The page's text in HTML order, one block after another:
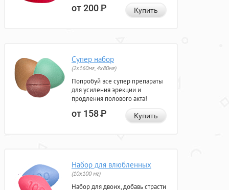
от 200Р Купить
Супер набор
(2х160мг, 4х80мг)
Попробуй все супер препараты
для усиления эрекции и
продления полового акта!
от 158Р Купить
Набор для влюбленных
(10х100 мг)
Набор для двоих, добавь страсти